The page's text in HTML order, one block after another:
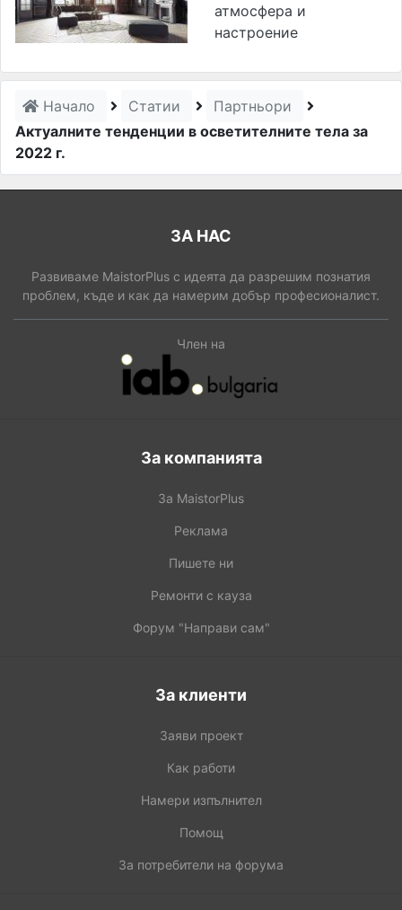
атмосфера и
настроение
Начало Статии
Партньори
Актуалните тенденции в осветителните тела за
2022 г.
ЗА НАС
Развиваме MaistorPlus с идеята да разрешим познатия
проблем, къде и как да намерим добър професионалист.
Член на
За компанията
За MaistorPlus
Реклама
Пишете ни
Ремонти с кауза
Форум "Направи сам"
За клиенти
Заяви проект
Как работи
Намери изпълнител
Помощ
За потребители на форума